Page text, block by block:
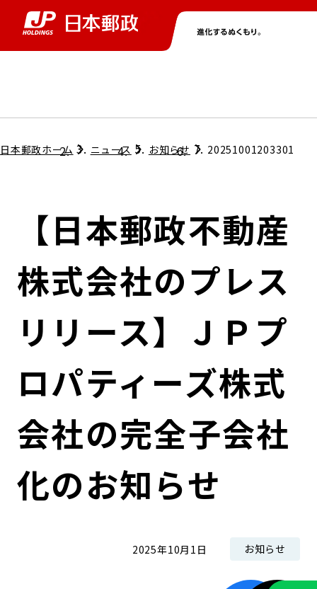
グループ情報トップ
コンプライアンス
ガバナンス
コンダクト向上の取組み
ローカル共創イニシアティブ
株主・投資家情報トップ
個人投資家のみなさまへ
株式情報
財務情報・IR資料
IRニュース
ニューストップ
サステナビリティトップ
担当役員メッセージ
サステナビリティマネジメント
持続可能な金融のフレームワーク
環境
ESGデータ集
採用情報トップ
日本郵政ホーム ニュース お知らせ 20251001203301
【日本郵政不動産
株式会社のプレス
リリース】ＪＰプ
ロパティーズ株式
会社の完全子会社
化のお知らせ
2025年10月1日 お知らせ